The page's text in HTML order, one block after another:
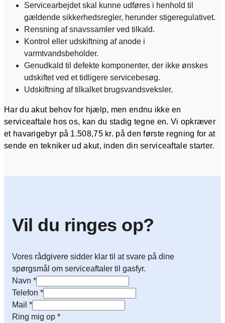
Servicearbejdet skal kunne udføres i henhold til
gældende sikkerhedsregler, herunder stigeregulativet.
Rensning af snavssamler ved tilkald.
Kontrol eller udskiftning af anode i
varmtvandsbeholder.
Genudkald til defekte komponenter, der ikke ønskes
udskiftet ved et tidligere servicebesøg.
Udskiftning af tilkalket brugsvandsveksler.
Har du akut behov for hjælp, men endnu ikke en
serviceaftale hos os, kan du stadig tegne en. Vi opkræver
et havarigebyr på 1.508,75 kr. på den første regning for at
sende en tekniker ud akut, inden din serviceaftale starter.
Vil du ringes op?
Vores rådgivere sidder klar til at svare på dine
spørgsmål om serviceaftaler til gasfyr.
Navn *
Telefon *
Mail *
Ring mig op *